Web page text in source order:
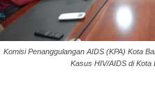
Komisi Penanggulangan AIDS (KPA) Kota
Kasus HIV/AIDS di Kota